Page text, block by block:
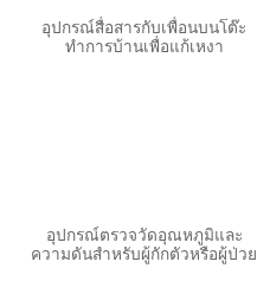
อุปกรณ์สื่อสารกับเพื่อนบนโต๊ะ
ทำการบ้านเพื่อแก้เหงา
อุปกรณ์ตรวจวัดอุณหภูมิและ
ความดันสำหรับผู้กักตัวหรือผู้ป่วย